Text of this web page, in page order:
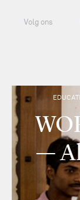
Volg ons
—